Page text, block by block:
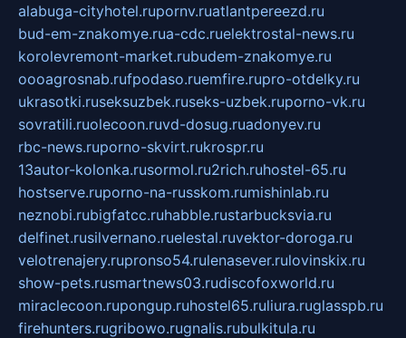
alabuga-cityhotel.rupornv.ruatlantpereezd.ru
bud-em-znakomye.rua-cdc.ruelektrostal-news.ru
korolevremont-market.rubudem-znakomye.ru
oooagrosnab.rufpodaso.ruemfire.rupro-otdelky.ru
ukrasotki.ruseksuzbek.ruseks-uzbek.ruporno-vk.ru
sovratili.ruolecoon.ruvd-dosug.ruadonyev.ru
rbc-news.ruporno-skvirt.rukrospr.ru
13autor-kolonka.rusormol.ru2rich.ruhostel-65.ru
hostserve.ruporno-na-russkom.rumishinlab.ru
neznobi.rubigfatcc.ruhabble.rustarbucksvia.ru
delfinet.rusilvernano.ruelestal.ruvektor-doroga.ru
velotrenajery.rupronso54.rulenasever.rulovinskix.ru
show-pets.rusmartnews03.rudiscofoxworld.ru
miraclecoon.rupongup.ruhostel65.ruliura.ruglasspb.ru
firehunters.rugribowo.rugnalis.rubulkitula.ru